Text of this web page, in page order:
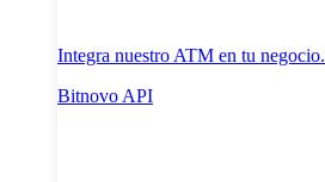
Integra nuestro ATM en tu negocio.
Bitnovo API